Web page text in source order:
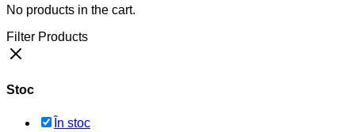
No products in the cart.
Filter Products
Stoc
În stoc